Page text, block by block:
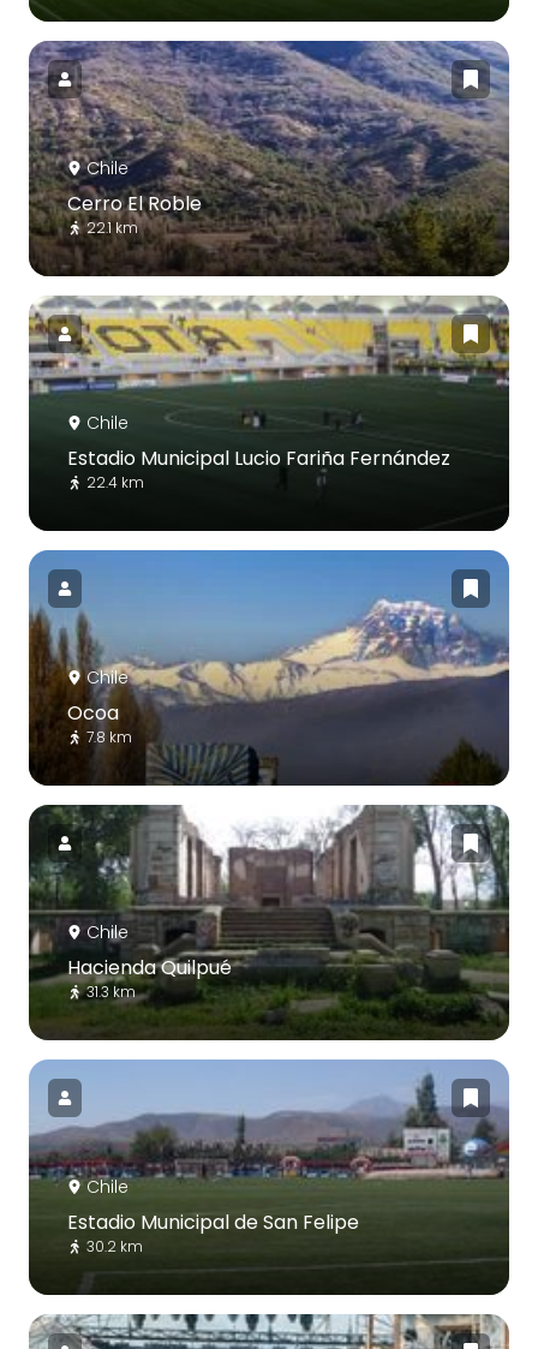
Chile
Cerro El Roble
22.1 km
Chile
Estadio Municipal Lucio Fariña Fernández
22.4 km
Chile
Ocoa
7.8 km
Chile
Hacienda Quilpué
31.3 km
Chile
Estadio Municipal de San Felipe
30.2 km